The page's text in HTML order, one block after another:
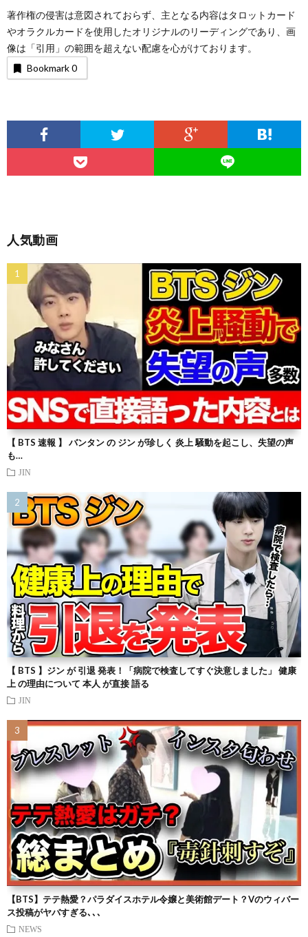
著作権の侵害は意図されておらず、主となる内容はタロットカード
やオラクルカードを使用したオリジナルのリーディングであり、画
像は「引用」の範囲を超えない配慮を心がけております。
Bookmark0
人気動画
【 BTS 速報 】 バンタン の ジン が珍しく 炎上 騒動を起こし、失望の声
も…
JIN
【 BTS 】ジン が 引退 発表！「病院で検査してすぐ決意しました」 健康
上 の理由について 本人 が直接 語る
JIN
【BTS】テテ熱愛？パラダイスホテル令嬢と美術館デート？Vのウィバー
ス投稿がヤバすぎる､､､
NEWS